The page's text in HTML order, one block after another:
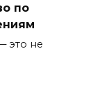
по
это не